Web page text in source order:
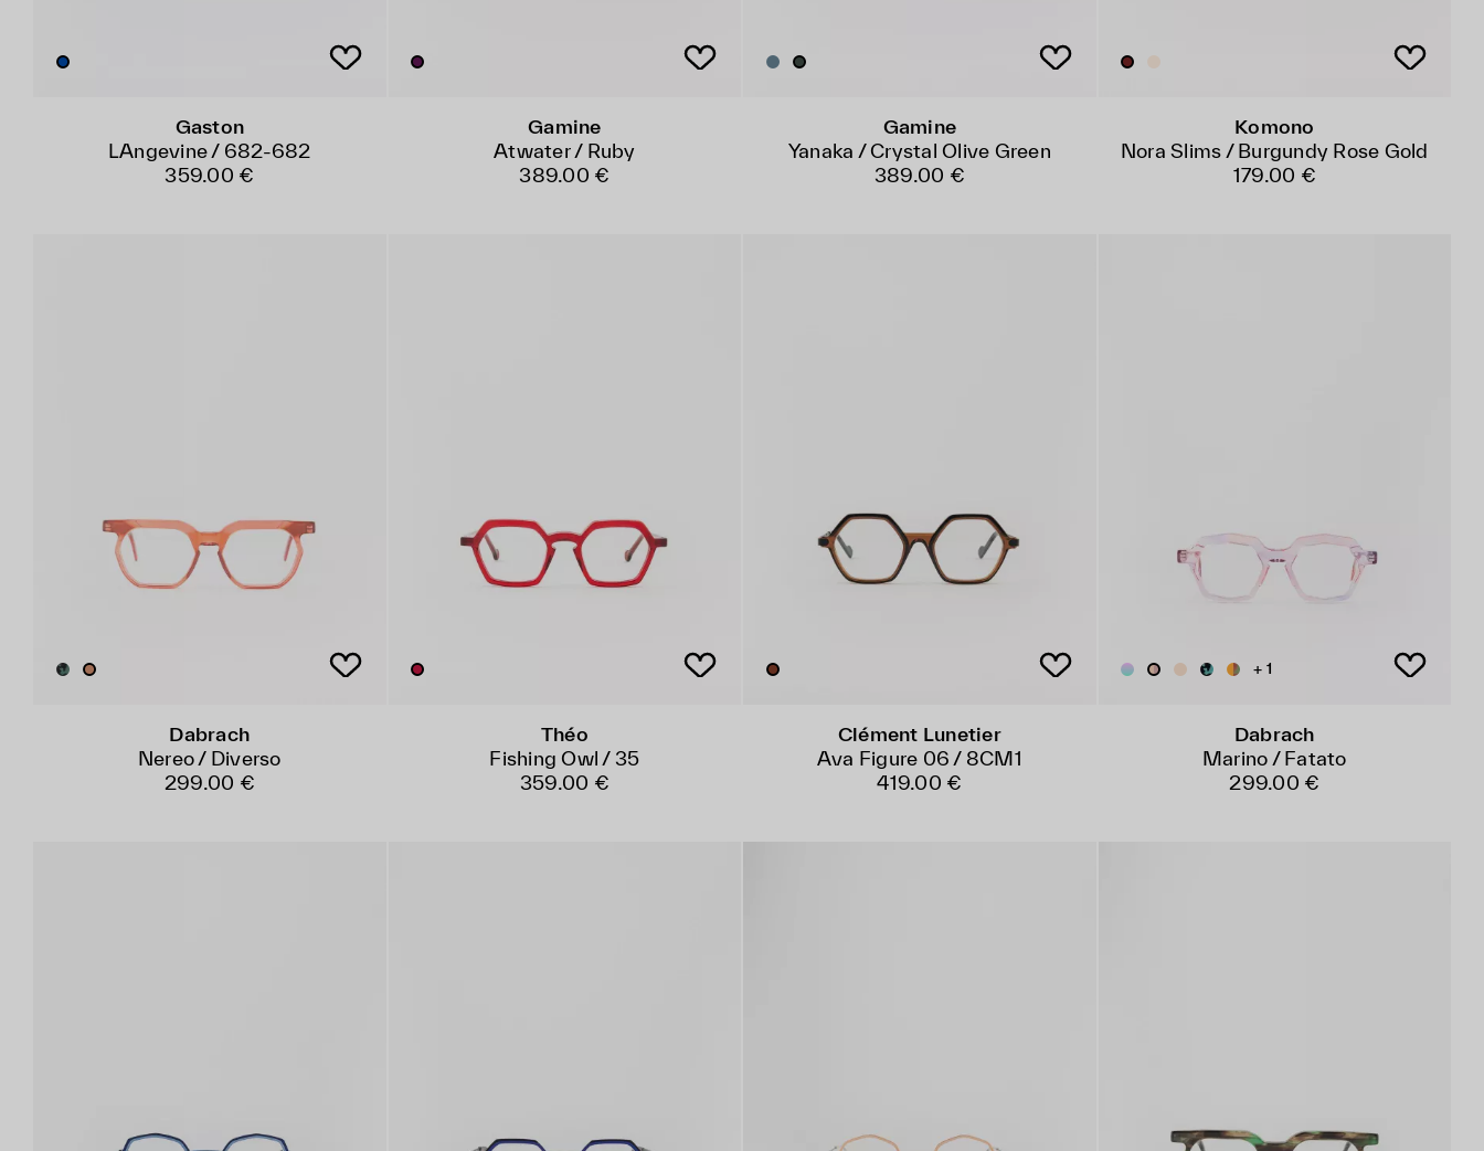
Gaston
LAngevine / 682-682
359.00 €
Gamine
Atwater / Ruby
389.00 €
Gamine
Yanaka / Crystal Olive Green
389.00 €
Komono
Nora Slims / Burgundy Rose Gold
179.00 €
Dabrach
Nereo / Diverso
299.00 €
Théo
Fishing Owl / 35
359.00 €
Clément Lunetier
Ava Figure 06 / 8CM1
419.00 €
+ 1
Dabrach
Marino / Fatato
299.00 €